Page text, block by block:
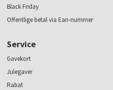
Black Friday
Offentlige betal via Ean-nummer
Service
Gavekort
Julegaver
Rabat